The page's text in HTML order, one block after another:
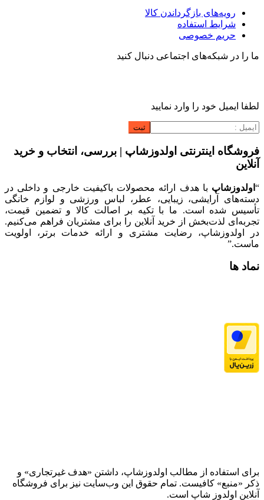
رویه‌های بازگرداندن کالا
شرایط استفاده
حریم خصوصی
ما را در شبکه‌های اجتماعی دنبال کنید
لطفا ایمیل خود را وارد نمایید
فروشگاه اینترنتی اولدوزشاپ | بررسی، انتخاب و خرید
آنلاین
“ اولدوزشاپ با هدف ارائه محصولات باکیفیت خارجی و داخلی در
دسته‌های آرایشی، زیبایی، عطر، لباس ورزشی و لوازم خانگی
تأسیس شده است. ما با تکیه بر اصالت کالا و تضمین قیمت،
تجربه‌ای لذت‌بخش از خرید آنلاین را برای مشتریان فراهم می‌کنیم.
در اولدوزشاپ، رضایت مشتری و ارائه خدمات برتر، اولویت
ماست.”
نماد ها
برای استفاده از مطالب اولدوزشاپ، داشتن «هدف غیرتجاری» و
ذکر «منبع» کافیست. تمام حقوق اين وب‌سايت نیز برای فروشگاه
آنلاین اولدوز شاپ است.